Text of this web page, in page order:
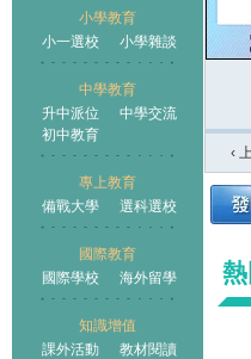
小學教育
小一選校
小學雜談
中學教育
升中派位
中學交流
初中教育
專上教育
備戰大學
選科選校
國際教育
國際學校
海外留學
知識增值
課外活動
教材閱讀
‹